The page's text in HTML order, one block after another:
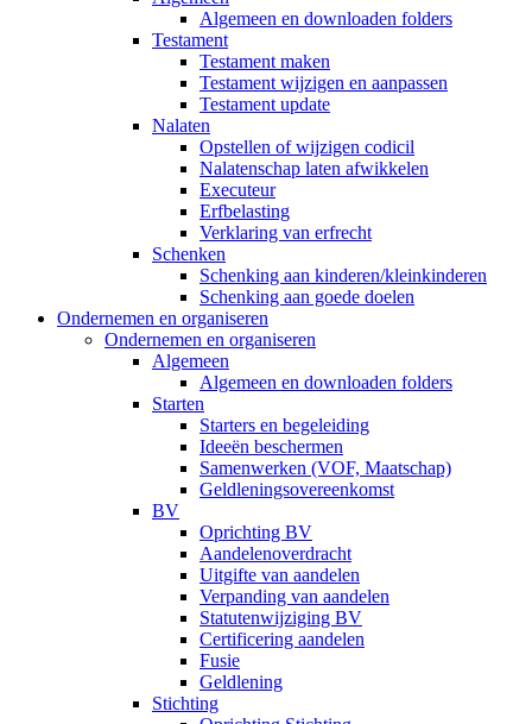
Algemeen en downloaden folders
Testament
Testament maken
Testament wijzigen en aanpassen
Testament update
Nalaten
Opstellen of wijzigen codicil
Nalatenschap laten afwikkelen
Executeur
Erfbelasting
Verklaring van erfrecht
Schenken
Schenking aan kinderen/kleinkinderen
Schenking aan goede doelen
Ondernemen en organiseren
Ondernemen en organiseren
Algemeen
Algemeen en downloaden folders
Starten
Starters en begeleiding
Ideeën beschermen
Samenwerken (VOF, Maatschap)
Geldleningsovereenkomst
BV
Oprichting BV
Aandelenoverdracht
Uitgifte van aandelen
Verpanding van aandelen
Statutenwijziging BV
Certificering aandelen
Fusie
Geldlening
Stichting